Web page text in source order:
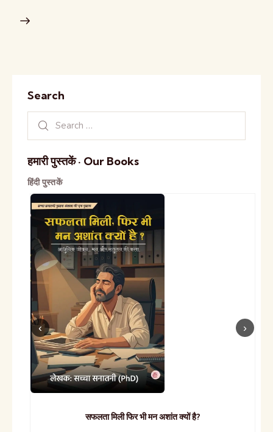
Search
हमारी पुस्तकें · Our Books
हिंदी पुस्तकें
सफलता मिली फिर भी मन अशांत क्यों है?